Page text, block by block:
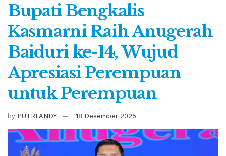
Bupati Bengkalis
Kasmarni Raih Anugerah
Baiduri ke-14, Wujud
Apresiasi Perempuan
untuk Perempuan
by PUTRI ANDY 18 Desember 2025